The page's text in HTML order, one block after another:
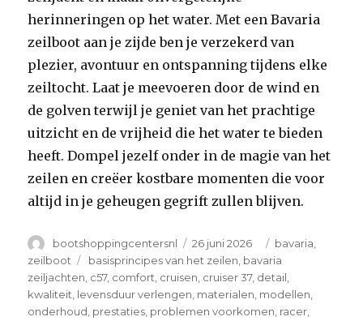
herinneringen op het water. Met een Bavaria
zeilboot aan je zijde ben je verzekerd van
plezier, avontuur en ontspanning tijdens elke
zeiltocht. Laat je meevoeren door de wind en
de golven terwijl je geniet van het prachtige
uitzicht en de vrijheid die het water te bieden
heeft. Dompel jezelf onder in de magie van het
zeilen en creëer kostbare momenten die voor
altijd in je geheugen gegrift zullen blijven.
Author
bootshoppingcentersnl
Posted
on
26 juni 2026 Categories
bavaria
zeilboot
Tags
basisprincipes van het zeilen bavaria
zeiljachten c57, comfort cruisen cruiser 37, detail
kwaliteit levensduur verlengen materialen modellen
onderhoud prestaties problemen voorkomen racer